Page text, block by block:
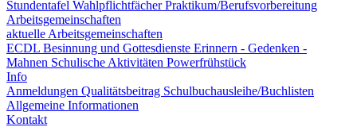
Stundentafel WahlpflichtfächerPraktikum/Berufsvorbereitung
Arbeitsgemeinschaften
aktuelle Arbeitsgemeinschaften
ECDL Besinnung und Gottesdienste Erinnern - Gedenken -
Mahnen Schulische Aktivitäten Powerfrühstück
Info
Anmeldungen Qualitätsbeitrag Schulbuchausleihe/Buchlisten
Allgemeine Informationen
Kontakt